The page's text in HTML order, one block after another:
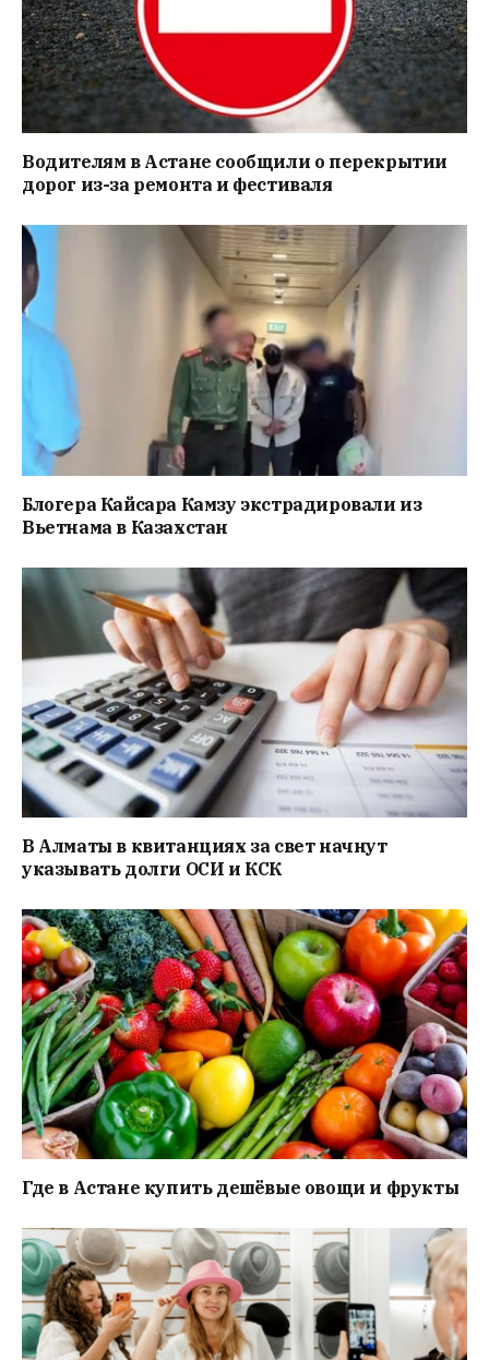
Водителям в Астане сообщили о перекрытии
дорог из-за ремонта и фестиваля
Блогера Кайсара Камзу экстрадировали из
Вьетнама в Казахстан
В Алматы в квитанциях за свет начнут
указывать долги ОСИ и КСК
Где в Астане купить дешёвые овощи и фрукты